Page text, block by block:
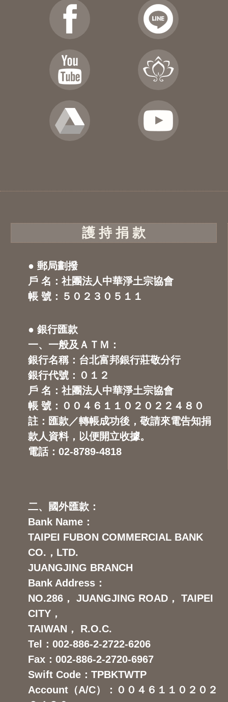
護 持 捐 款
● 郵局劃撥
戶 名：社團法人中華淨土宗協會
帳 號：５０２３０５１１
● 銀行匯款
一、一般及ＡＴＭ：
銀行名稱：台北富邦銀行莊敬分行
銀行代號：０１２
戶 名：社團法人中華淨土宗協會
帳 號：００４６１１０２０２２４８０
註：匯款／轉帳成功後，敬請來電告知捐
款人資料，以便開立收據。
電話：02-8789-4818
二、國外匯款：
Bank Name：
TAIPEI FUBON COMMERCIAL BANK
CO.，LTD.
JUANGJING BRANCH
Bank Address：
NO.286， JUANGJING ROAD， TAIPEI
CITY，
TAIWAN， R.O.C.
Tel：002-886-2-2722-6206
Fax：002-886-2-2720-6967
Swift Code：TPBKTWTP
Account（A/C）：００４６１１０２０２